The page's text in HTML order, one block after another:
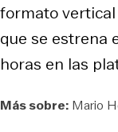
formato
que se estrena
horas en las
Más sobre: Mario